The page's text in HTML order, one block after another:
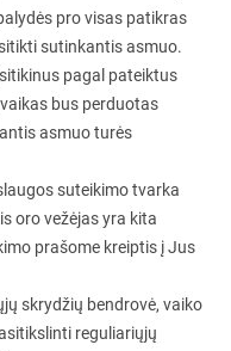
pro visas patikras
sutinkantis asmuo.
pagal pateiktus
bus perduotas
asmuo turės
suteikimo tvarka
oro vežėjas yra kita
prašome kreiptis į Jus
skrydžių bendrovė, vaiko
reguliariųjų